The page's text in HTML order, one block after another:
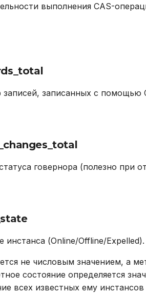
выполнения CAS-
записанных с помощью
говернора (полезно при
инстанса (Online/Offline/Expelled).
не числовым значением, а
состояние определяется
всех известных ему